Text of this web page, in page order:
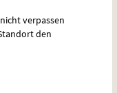
verpassen
den